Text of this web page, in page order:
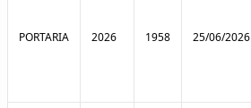
PORTARIA 2026 1958 25/06/2026